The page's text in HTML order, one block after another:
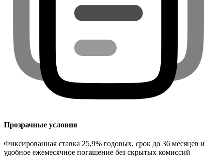
Прозрачные условия
Фиксированная ставка 25,9% годовых, срок до 36 месяцев и
удобное ежемесячное погашение без скрытых комиссий